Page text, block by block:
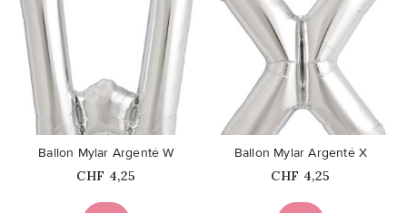
favorite_border
Ballon Mylar Argenté W
Prix
CHF 4,25
Ballon Mylar Argenté X
Prix
CHF 4,25